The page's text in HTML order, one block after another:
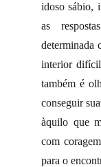
idoso sábio,
as
determinada
interior
também é
conseguir
àquilo que
com
para o